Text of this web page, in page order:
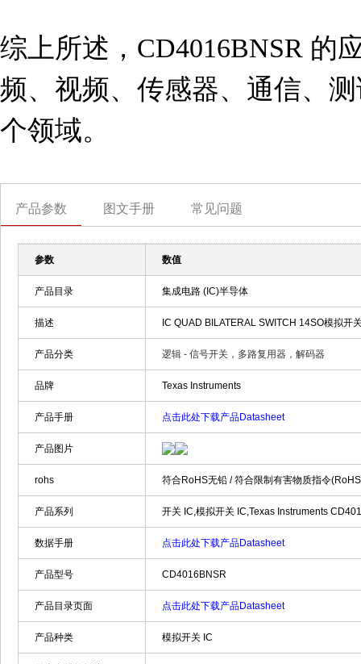
综上所述，CD4016BNSR 的
频、视频、传感器、通信、
个领域。
产品参数 图文手册 常见问题
参数 数值
产品目录 集成电路 (IC)半导体
描述 IC QUAD BILATERAL SWITCH 14SO模拟开
产品分类 逻辑 - 信号开关，多路复用器，解码器
品牌 Texas Instruments
产品手册 点击此处下载产品Datasheet
产品图片
rohs 符合RoHS无铅 / 符合限制有害物质指令
产品系列 开关 IC,模拟开关 IC,Texas Instruments
数据手册 点击此处下载产品Datasheet
产品型号 CD4016BNSR
产品目录页面 点击此处下载产品Datasheet
产品种类 模拟开关 IC